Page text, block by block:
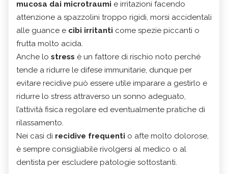
mucosa dai microtraumi e irritazioni facendo
attenzione a spazzolini troppo rigidi, morsi accidentali
alle guance e cibi irritanti come spezie piccanti o
frutta molto acida.
Anche lo stress è un fattore di rischio noto perché
tende a ridurre le difese immunitarie, dunque per
evitare recidive può essere utile imparare a gestirlo e
ridurre lo stress attraverso un sonno adeguato,
l’attività fisica regolare ed eventualmente pratiche di
rilassamento.
Nei casi di recidive frequenti o afte molto dolorose,
è sempre consigliabile rivolgersi al medico o al
dentista per escludere patologie sottostanti.